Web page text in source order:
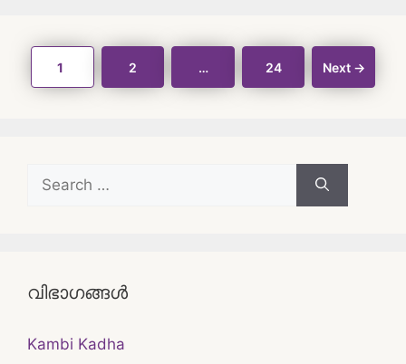
Post
navigation
Page
1 Page
2 … Page
24 Next →
Search
for:
വിഭാഗങ്ങൾ
Kambi Kadha